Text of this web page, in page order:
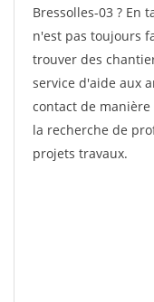
Bressolles-03 ? En
n'est pas toujours
trouver des
service d'aide aux
contact de
la recherche de
projets travaux.